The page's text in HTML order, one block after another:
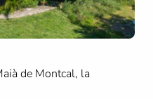
de Montcal, la